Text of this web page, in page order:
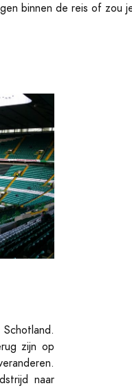
binnen de reis of zou
zijn op
naar